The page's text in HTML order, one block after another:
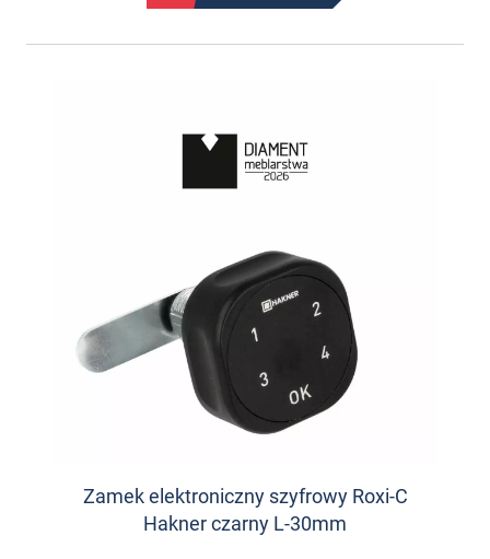
Zamek elektroniczny szyfrowy Roxi-C
Hakner czarny L-30mm